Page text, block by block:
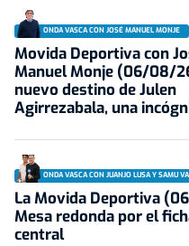
ONDA VASCA CON JOSÉ MANUEL MONJE
Movida Deportiva con
Manuel Monje (06/08/
nuevo destino de Julen
Agirrezabala, una
ONDA VASCA CON JUANJO LUSA Y SAMU
La Movida Deportiva
Mesa redonda por el
central